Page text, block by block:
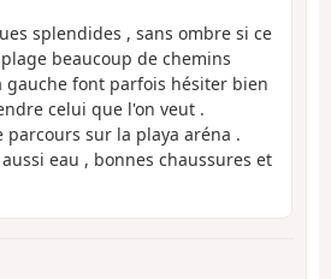
splendides , sans ombre si ce
beaucoup de chemins
gauche font parfois hésiter bien
celui que l'on veut .
parcours sur la playa aréna .
eau , bonnes chaussures et